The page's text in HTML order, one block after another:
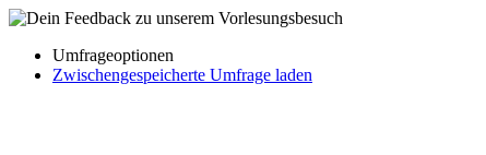
Umfrageoptionen
Zwischengespeicherte Umfrage laden